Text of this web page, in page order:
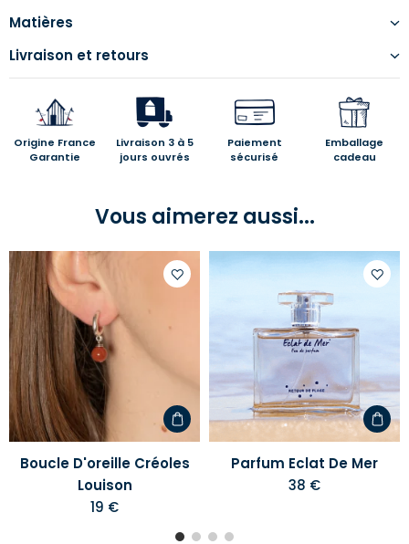
Matières
Livraison et retours
Origine France
Garantie
Livraison 3 à 5
jours ouvrés
Paiement
sécurisé
Emballage
cadeau
Vous aimerez aussi...
d'envies
Boucle D'oreille Créoles
Louison
19 €
Parfum Eclat De Mer
38 €